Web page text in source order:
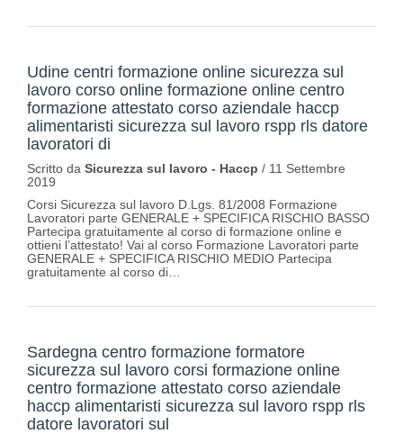
Udine centri formazione online sicurezza sul
lavoro corso online formazione online centro
formazione attestato corso aziendale haccp
alimentaristi sicurezza sul lavoro rspp rls datore
lavoratori di
Scritto da Sicurezza sul lavoro - Haccp / 11 Settembre
2019
Corsi Sicurezza sul lavoro D.Lgs. 81/2008 Formazione
Lavoratori parte GENERALE + SPECIFICA RISCHIO BASSO
Partecipa gratuitamente al corso di formazione online e
ottieni l’attestato! Vai al corso Formazione Lavoratori parte
GENERALE + SPECIFICA RISCHIO MEDIO Partecipa
gratuitamente al corso di…
Sardegna centro formazione formatore
sicurezza sul lavoro corsi formazione online
centro formazione attestato corso aziendale
haccp alimentaristi sicurezza sul lavoro rspp rls
datore lavoratori sul